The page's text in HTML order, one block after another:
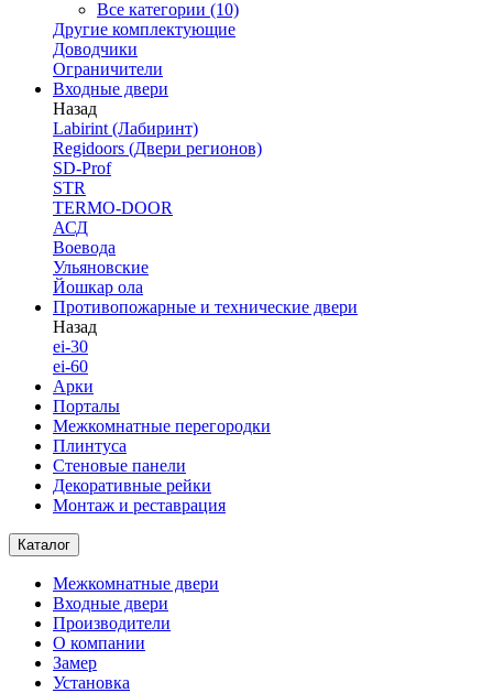
Все категории (10)
Другие комплектующие
Доводчики
Ограничители
Входные двери
Назад
Labirint (Лабиринт)
Regidoors (Двери регионов)
SD-Prof
STR
TERMO-DOOR
АСД
Воевода
Ульяновские
Йошкар ола
Противопожарные и технические двери
Назад
ei-30
ei-60
Арки
Порталы
Межкомнатные перегородки
Плинтуса
Стеновые панели
Декоративные рейки
Монтаж и реставрация
Каталог
Межкомнатные двери
Входные двери
Производители
О компании
Замер
Установка